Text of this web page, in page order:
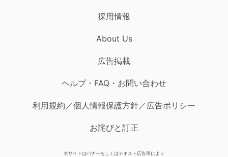
採用情報
About Us
広告掲載
ヘルプ・FAQ・お問い合わせ
利用規約／個人情報保護方針／広告ポリシー
お詫びと訂正
本サイトはバナーもしくはテキスト広告等により